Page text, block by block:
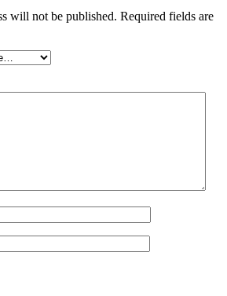
will not be published. Required fields are